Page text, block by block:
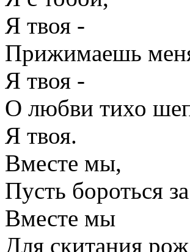
Я твоя -
Прижимаешь
Я твоя -
О любви тихо
Я твоя.
Вместе мы,
Пусть бороться
Вместе мы
Для скитания